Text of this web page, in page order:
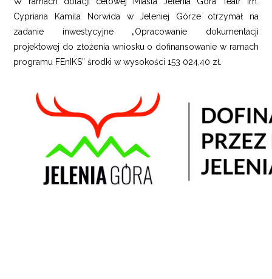
Cypriana Kamila Norwida w Jeleniej Górze otrzymał na
zadanie inwestycyjne „Opracowanie dokumentacji
projektowej do złożenia wniosku o dofinansowanie w ramach
programu FEnIKS” środki w wysokości 153 024,40 zł.